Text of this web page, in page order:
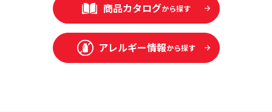
商品カタログから探す
アレルギー情報から探す